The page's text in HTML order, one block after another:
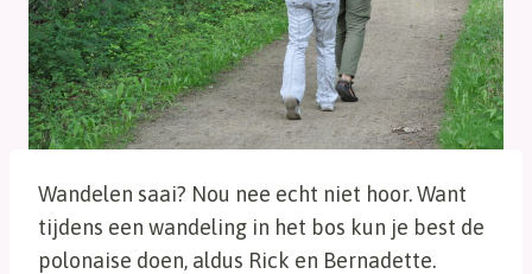
Wandelen saai? Nou nee echt niet hoor. Want
tijdens een wandeling in het bos kun je best de
polonaise doen, aldus Rick en Bernadette.